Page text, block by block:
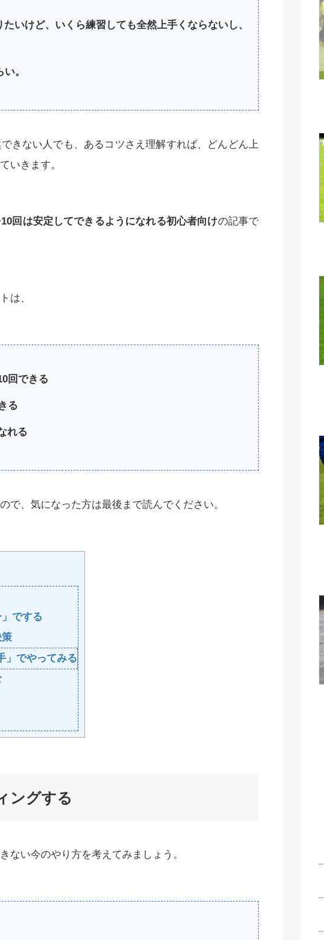
いけど、いくら練習しても全然上手くならないし、
。
きない人でも、あるコツさえ理解すれば、どんどん上
いきます。
回は安定してできるようになれる初心者向けの記事で
は、
回できる
る
れる
で、気になった方は最後まで読んでください。
でする
」でやってみる
ングする
ない今のやり方を考えてみましょう。